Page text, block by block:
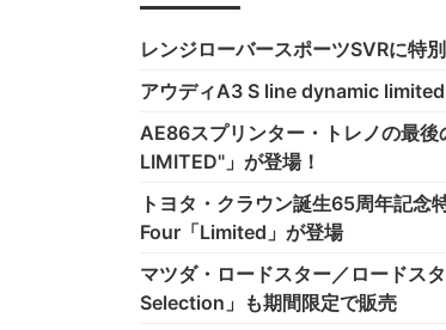
レンジローバースポーツSVRに特
アウディA3 S line dynamic
AE86スプリンター・トレノの最
LIMITED"」が登場！
トヨタ・クラウン誕生65周年記
Four「Limited」が登場
マツダ・ロードスター／ロードス
Selection」も期間限定で販売